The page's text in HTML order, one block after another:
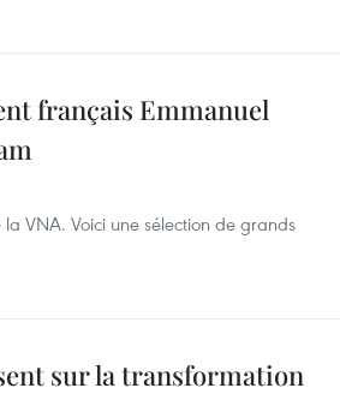
français Emmanuel
VNA. Voici une sélection de grands
sur la transformation